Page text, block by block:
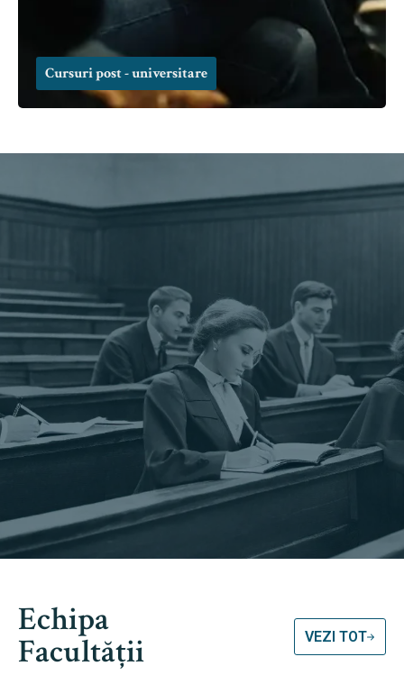
Cursuri post - universitare
Echipa
Facultății VEZI TOT